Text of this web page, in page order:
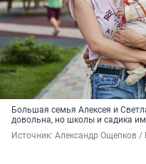
Большая семья Алексея и
довольна, но школы и садика им
Источник: Александр Ощепков /